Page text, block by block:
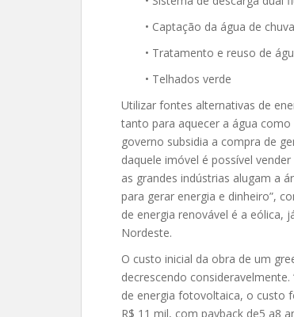
• Captação da água de
• Tratamento e reuso de
• Telhados verde
Utilizar fontes alternativas de
tanto para aquecer a água
governo subsidia a compra de
daquele imóvel é possível
as grandes indústrias alugam a
para gerar energia e dinheiro”,
de energia renovável é a eólica,
Nordeste.
O custo inicial da obra de um
decrescendo
de energia fotovoltaica, o custo
R$ 11 mil, com payback de5 a8